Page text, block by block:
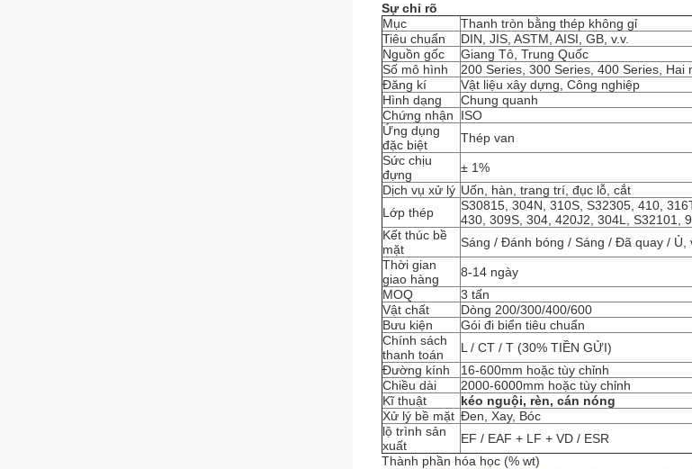
Sự chỉ rõ
Mục
Thanh tròn bằng thép không gỉ
Tiêu chuẩn
DIN, JIS, ASTM, AISI, GB, v.v.
Nguồn gốc
Giang Tô, Trung Quốc
Số mô hình
200 Series, 300 Series, 400 Series, Hai
Đăng kí
Vật liệu xây dựng, Công nghiệp
Hình dạng
Chung quanh
Chứng nhận
ISO
Ứng dụng
đặc biệt
Thép van
Sức chịu
đựng
± 1%
Dịch vụ xử lý Uốn, hàn, trang trí, đục lỗ, cắt
Lớp thép
S30815, 304N, 310S, S32305, 410,
430, 309S, 304, 420J2, 304L, S32101,
Kết thúc bề
mặt
Sáng / Đánh bóng / Sáng / Đã quay / Ủ,
Thời gian
giao hàng
8-14 ngày
MOQ
3 tấn
Vật chất
Dòng 200/300/400/600
Bưu kiện
Gói đi biển tiêu chuẩn
Chính sách
thanh toán
L / CT / T (30% TIỀN GỬI)
Đường kính
16-600mm hoặc tùy chỉnh
Chiều dài
2000-6000mm hoặc tùy chỉnh
Kĩ thuật
kéo nguội, rèn, cán nóng
Xử lý bề mặt Đen, Xay, Bóc
lộ trình sản
xuất
EF / EAF + LF + VD / ESR
Thành phần hóa học (% wt)